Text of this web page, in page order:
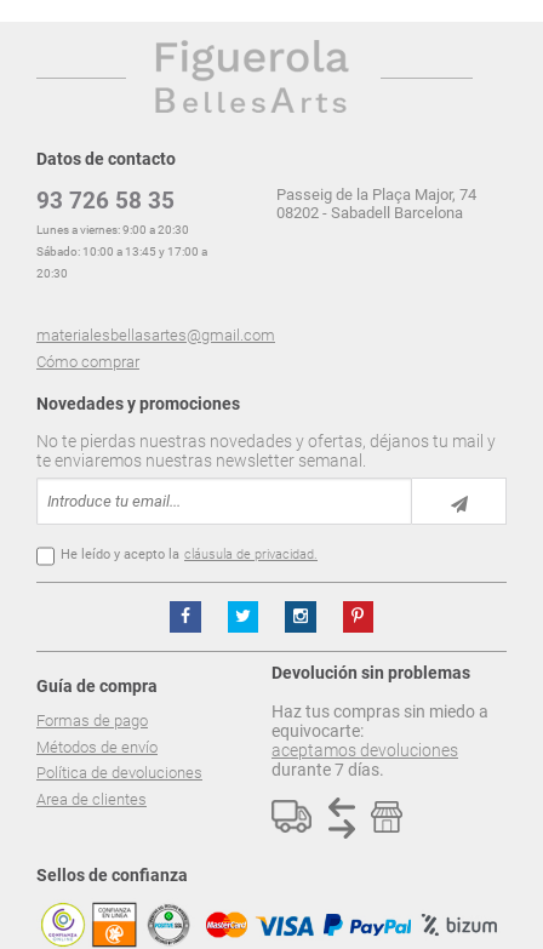
Datos de contacto
93 726 58 35
Lunes a viernes: 9:00 a 20:30
Sábado: 10:00 a 13:45 y 17:00 a
20:30
materialesbellasartes@gmail.com
Cómo comprar
Passeig de la Plaça Major, 74
08202 - Sabadell Barcelona
Novedades y promociones
No te pierdas nuestras novedades y ofertas, déjanos tu mail y
te enviaremos nuestras newsletter semanal.
He leído y acepto la cláusula de privacidad.
Guía de compra
Formas de pago
Métodos de envío
Política de devoluciones
Area de clientes
Devolución sin problemas
Haz tus compras sin miedo a
equivocarte:
aceptamos devoluciones
durante 7 días.
Sellos de confianza